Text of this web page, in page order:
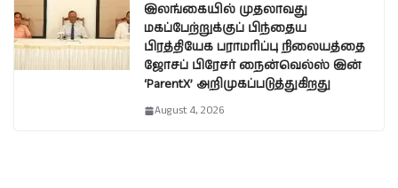
இலங்கையில் முதலாவது
மகப்பேற்றுக்குப் பிந்தைய
பிரத்தியேக பராமரிப்பு நிலையத்தை
ஜோசப் பிரேசர் நைன்வெல்ஸ் இன்
‘ParentX’ அறிமுகப்படுத்துகிறது
August 4, 2026